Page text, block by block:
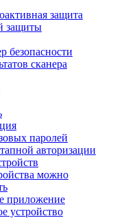
защита
защиты
безопасности
сканера
паролей
авторизации
можно
приложение
устройство